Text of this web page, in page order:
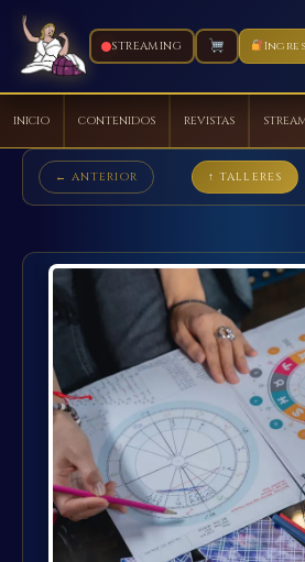
STREAMING
INICIO CONTENIDOS REVISTAS
← ANTERIOR ↑ TALLERES